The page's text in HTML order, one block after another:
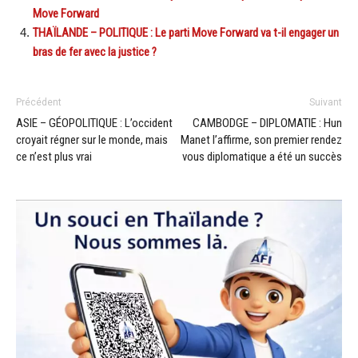
Move Forward
THAÏLANDE – POLITIQUE : Le parti Move Forward va t-il engager un
bras de fer avec la justice ?
Précédent
ASIE – GÉOPOLITIQUE : L’occident
croyait régner sur le monde, mais
ce n’est plus vrai
Suivant
CAMBODGE – DIPLOMATIE : Hun
Manet l’affirme, son premier rendez
vous diplomatique a été un succès